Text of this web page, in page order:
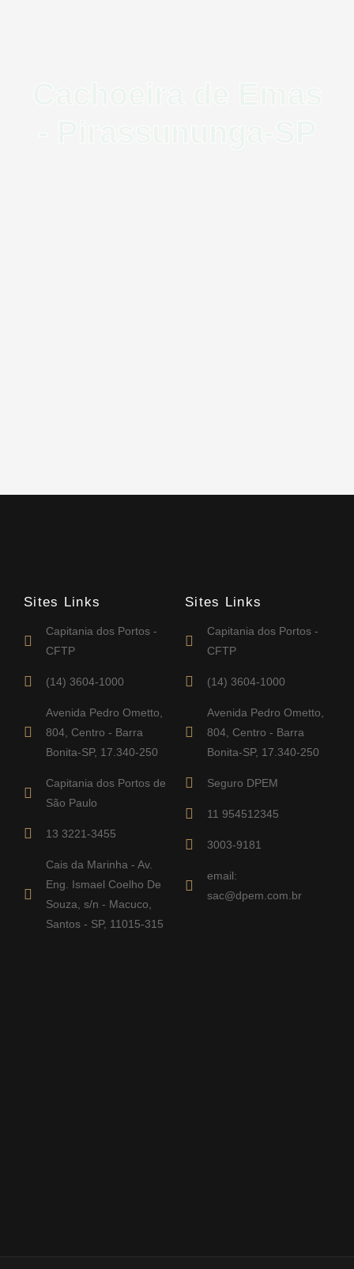
Sites Links
Capitania dos Portos -
CFTP
(14) 3604-1000
Avenida Pedro Ometto,
804, Centro - Barra
Bonita-SP, 17.340-250
Capitania dos Portos de
São Paulo
13 3221-3455
Cais da Marinha - Av.
Eng. Ismael Coelho De
Souza, s/n - Macuco,
Santos - SP, 11015-315
Sites Links
Capitania dos Portos -
CFTP
(14) 3604-1000
Avenida Pedro Ometto,
804, Centro - Barra
Bonita-SP, 17.340-250
Seguro DPEM
11 954512345
3003-9181
email:
sac@dpem.com.br